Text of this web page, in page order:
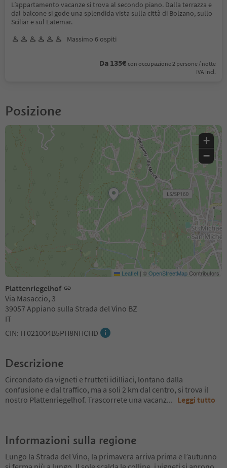
L’appartamento vacanze si trova al secondo piano. Dalla terrazza e
dal balcone si gode una splendida vista sulla città di Bolzano, sullo
Sciliar e sul Latemar.
Massimo 6 ospiti
Da 135€ con occupazione 2 persone / notte
IVA incl.
Posizione
Plattenriegelhof
Via Masaccio, 3
39057 Appiano sulla Strada del Vino BZ
IT
CIN: IT021004B5PH8NHCHD
+
−
Leaflet | ©OpenStreetMapContributors
Descrizione
Circondato da vigneti e frutteti idilliaci, lontano dalla
confusione e dal traffico, ma a soli 2 km dal centro, si trova il
nostro Plattenriegelhof. Trascorrete una vacanz... Leggi tutto
Informazioni sulla regione
Lungo la Strada del Vino, la primavera arriva prima e l’autunno